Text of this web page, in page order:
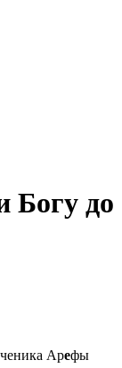
Богу до
Арефы